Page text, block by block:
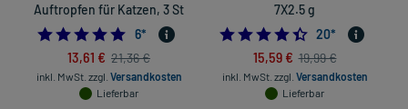
Auftropfen für Katzen, 3 St
5.0
6*
13,61 € 21,36 €
inkl. MwSt. zzgl. Versandkosten
Lieferbar
7X2.5 g
4.45
20*
15,59 € 19,99 €
inkl. MwSt. zzgl. Versandkosten
Lieferbar